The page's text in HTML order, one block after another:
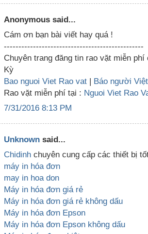
Anonymous said...
Cám ơn bạn bài viết hay quá !
------------------------------------------------
Chuyên trang đăng tin rao vặt miễn
Kỳ
Bao nguoi Viet Rao vat | Báo người
Rao vặt miễn phí tại : Nguoi Viet Rao
7/31/2016 8:13 PM
Unknown said...
Chidinh chuyên cung cấp các thiết bị
máy in hóa đơn
may in hoa don
Máy in hóa đơn giá rẻ
Máy in hóa đơn giá rẻ không dấu
Máy in hóa đơn Epson
Máy in hóa đơn Epson không dấu